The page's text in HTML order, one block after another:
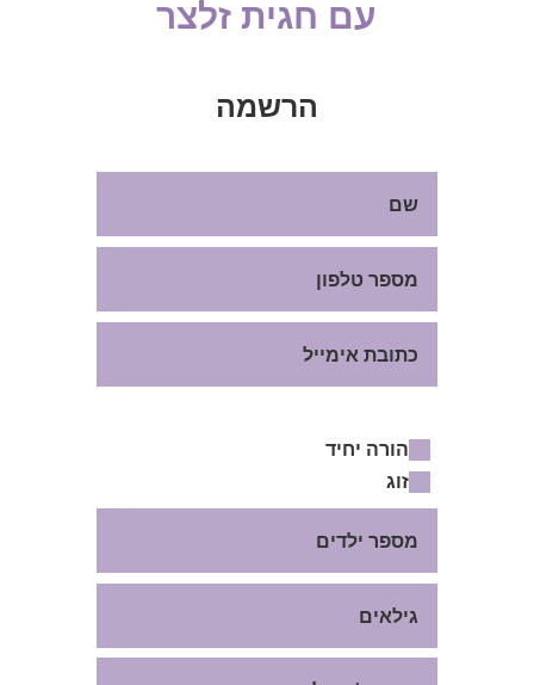
עם חגית זלצר
הרשמה
הורה יחיד
זוג